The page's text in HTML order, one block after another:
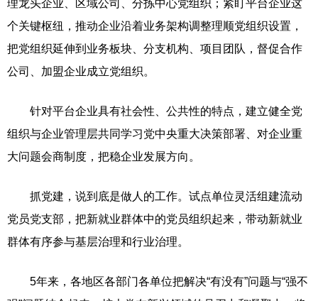
理龙头企业、区域公司、分拣中心党组织；紧盯平台企业这
个关键枢纽，推动企业沿着业务架构调整理顺党组织设置，
把党组织延伸到业务板块、分支机构、项目团队，督促合作
公司、加盟企业成立党组织。
针对平台企业具有社会性、公共性的特点，建立健全党
组织与企业管理层共同学习党中央重大决策部署、对企业重
大问题会商制度，把稳企业发展方向。
抓党建，说到底是做人的工作。试点单位灵活组建流动
党员党支部，把新就业群体中的党员组织起来，带动新就业
群体有序参与基层治理和行业治理。
5年来，各地区各部门各单位把解决“有没有”问题与“强不